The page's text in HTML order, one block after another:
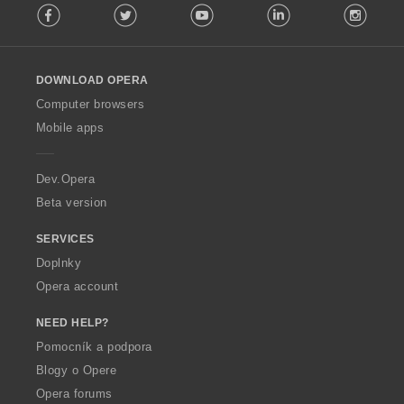
o
w
O
p
a
Facebook Twitter Youtube LinkedIn
DOWNLOAD OPERA
Computer browsers
Mobile apps
Dev.Opera
Beta version
SERVICES
Doplnky
Opera account
NEED HELP?
Pomocník a podpora
Blogy o Opere
Opera forums